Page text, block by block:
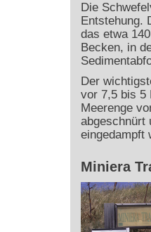
Die
Entstehung.
das etwa
Becken, in
Der
vor 7,5 bis 5
Meerenge
abgeschnürt
eingedampft
Miniera